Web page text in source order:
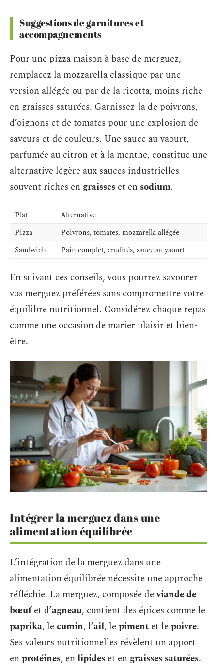
Suggestions de garnitures et
accompagnements
Pour une pizza maison à base de merguez,
remplacez la mozzarella classique par une
version allégée ou par de la ricotta, moins riche
en graisses saturées. Garnissez-la de poivrons,
d’oignons et de tomates pour une explosion de
saveurs et de couleurs. Une sauce au yaourt,
parfumée au citron et à la menthe, constitue une
alternative légère aux sauces industrielles
souvent riches en graisses et en sodium.
Plat
Alternative
Pizza
Poivrons, tomates, mozzarella allégée
Sandwich
Pain complet, crudités, sauce au yaourt
En suivant ces conseils, vous pourrez savourer
vos merguez préférées sans compromettre votre
équilibre nutritionnel. Considérez chaque repas
comme une occasion de marier plaisir et bien-
être.
Intégrer la merguez dans une
alimentation équilibrée
L’intégration de la merguez dans une
alimentation équilibrée nécessite une approche
réfléchie. La merguez, composée deviande de
bœufet d’agneau, contient des épices comme le
paprika, lecumin, l’ail, lepiment et lepoivre.
Ses valeurs nutritionnelles révèlent un apport
enprotéines, enlipides et en graisses saturées.